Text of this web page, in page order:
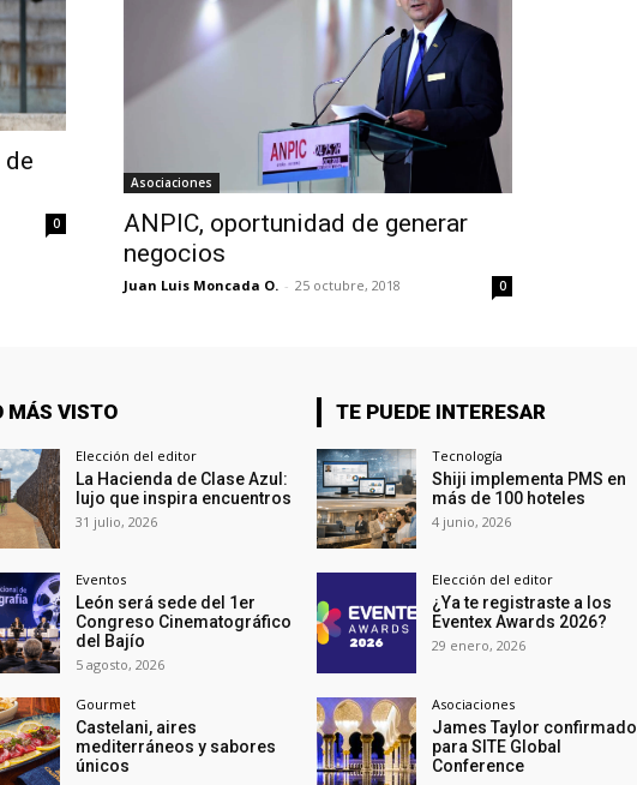
0
Asociaciones
ANPIC, oportunidad de generar
negocios
Juan Luis Moncada O. - 25 octubre, 2018 0
MÁS VISTO
Elección del editor
La Hacienda de Clase Azul:
lujo que inspira encuentros
31 julio, 2026
Eventos
León será sede del 1er
Congreso Cinematográfico
del Bajío
5 agosto, 2026
Gourmet
Castelani, aires
mediterráneos y sabores
únicos
TE PUEDE INTERESAR
Tecnología
Shiji implementa PMS en
más de 100 hoteles
4 junio, 2026
Elección del editor
¿Ya te registraste a los
Eventex Awards 2026?
29 enero, 2026
Asociaciones
James Taylor confirmado
para SITE Global
Conference